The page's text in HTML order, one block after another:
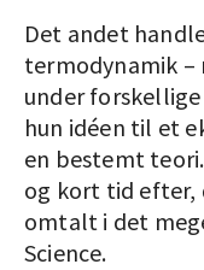
Det andet
termodynamik –
under
hun idéen til et
en bestemt
og kort tid efter,
omtalt i det
Science.